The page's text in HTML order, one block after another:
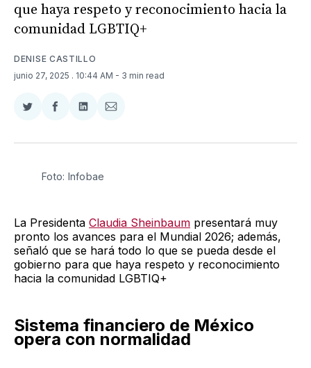
que haya respeto y reconocimiento hacia la
comunidad LGBTIQ+
DENISE CASTILLO
junio 27, 2025 . 10:44 AM - 3 min read
Compartir
Twitter
Compartir
Facebook
Compartir
LinkedIn
Compartir
Email
Foto: Infobae
La Presidenta Claudia Sheinbaum presentará muy
pronto los avances para el Mundial 2026; además,
señaló que se hará todo lo que se pueda desde el
gobierno para que haya respeto y reconocimiento
hacia la comunidad LGBTIQ+
Sistema financiero de México
opera con normalidad